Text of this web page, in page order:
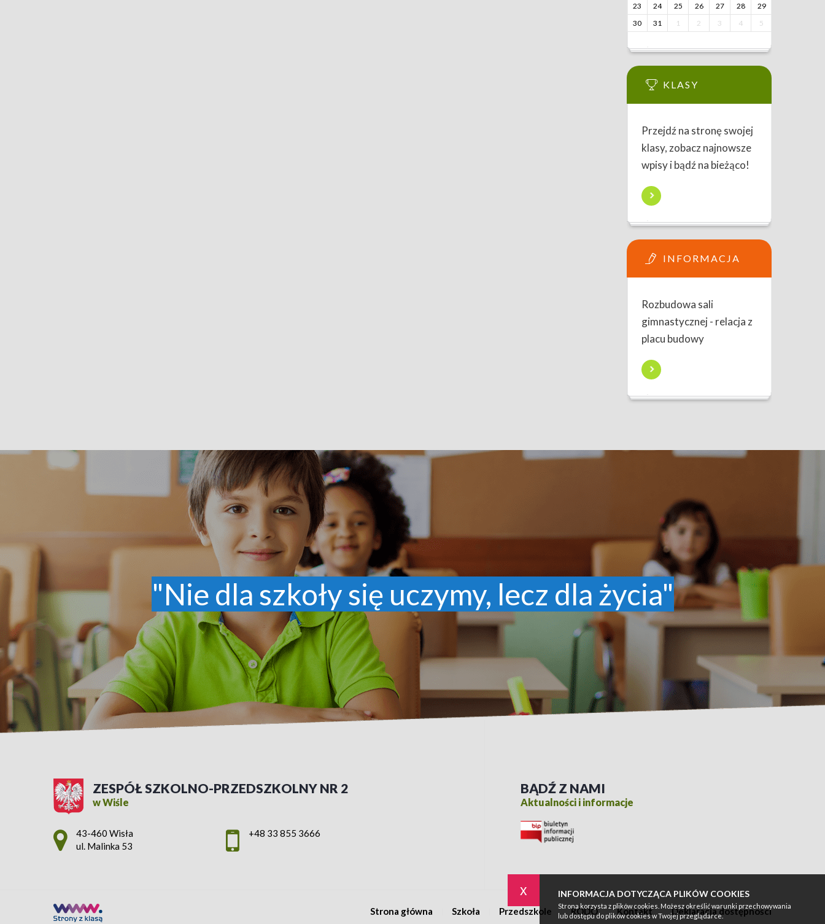
x INFORMACJA DOTYCZĄCA PLIKÓW COOKIES
Strona korzysta z plików cookies. Możesz określić warunki przechowywania
lub dostępu do plików cookies w Twojej przeglądarce.
23
24 25 26 27 28
29
30
31 1 2 3 4 5
KLASY
Przejdź na stronę swojej
klasy, zobacz najnowsze
wpisy i bądź na bieżąco!
INFORMACJA
Rozbudowa sali
gimnastycznej - relacja z
placu budowy
"Nie dla szkoły się uczymy, lecz dla życia"
ZESPÓŁ SZKOLNO-PRZEDSZKOLNY NR 2
w Wiśle
Adres pocztowy:
43-460 Wisła
ul. Malinka 53
+48 33 855 3666
BĄDŹ Z NAMI
Aktualności i informacje
Strona główna Szkoła Przedszkole RODO Kontakt Deklaracja dostępności